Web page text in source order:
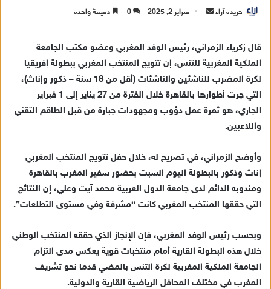
جريدة آراء
ر
ي
د
ل
ك
ت
ر
ن
فبراير 2, 2025 0 دقيقة واحدة
قال زكرياء الزمراني، رئيس الوفد المغربي وعضو مكتب الجامعة
الملكية المغربية للتنس، إن تتويج المنتخب المغربي ببطولة إفريقيا
لكرة المضرب للناشئين والناشئات (أقل من 18 سنة – ذكور وإناث)،
التي جرت أطوارها بالقاهرة خلال الفترة من 27 يناير إلى 1 فبراير
الجاري، هو ثمرة عمل دؤوب ومجهودات جبارة من قبل الطاقم التقني
واللاعبين.
وأوضح الزمراني، في تصريح له، خلال حفل تتويج المنتخب المغربي
إناث وذكور بالبطولة اليوم السبت بحضور سفير المغرب بالقاهرة
ومندوبه الدائم لدى جامعة الدول العربية محمد آيت وعلي، إن النتائج
التي حققها المنتخب المغربي كانت “مشرفة وفي مستوى التطلعات”.
وبحسب رئيس الوفد المغربي، فإن الإنجاز الذي حققه المنتخب الوطني
خلال هذه البطولة القارية أمام منتخبات قوية يعكس مدى التزام
الجامعة الملكية المغربية لكرة التنس بالمضي قدما نحو تشريف
المغرب في مختلف المحافل الرياضية القارية والدولية.